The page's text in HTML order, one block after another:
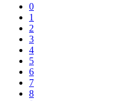
0
1
2
3
4
5
6
7
8